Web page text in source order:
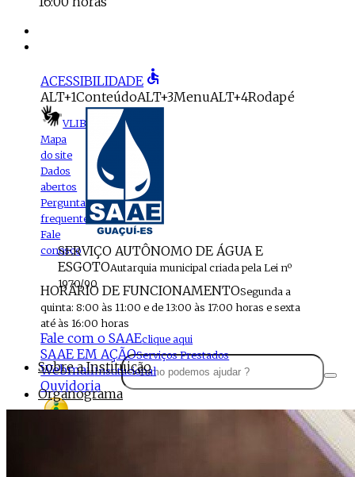
ACESSIBILIDADE accessible
ALT+1ConteúdoALT+3MenuALT+4Rodapé
VLIBRAS
Mapa
do site
Dados
abertos
Perguntas
frequentes
Fale
conosco
SERVIÇO AUTÔNOMO DE ÁGUA E
ESGOTOAutarquia municipal criada pela Lei nº
1970/90
HORÁRIO DE FUNCIONAMENTOSegunda a
quinta: 8:00 às 11:00 e de 13:00 às 17:00 horas e sexta
até às 16:00 horas
Fale com o SAAEclique aqui
SAAE EM AÇÃOServiços Prestados
WebmailInstitucional
Ouvidoria
Sobre a Instituição
Organograma